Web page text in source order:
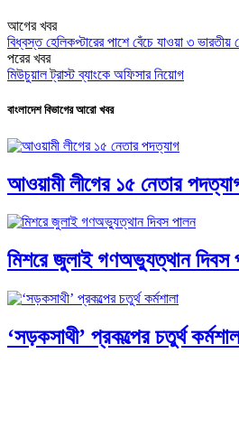
আগের খবর
বিধ্বস্ত হেলিকপ্টারের পাশে বেঁচে যাওয়া ৩ ভারতীয়
পরের খবর
মিউচুয়াল ট্রাস্ট ব্যাংকে অফিসার নিয়োগ
বাংলাদেশ বিভাগের আরো খবর
আওয়ামী লীগের ১৫ নেতার
মিশরে জুলাই গণঅভ্যুত্থান দিবস
‘সড়কসাথী’ প্রকল্পের চতুর্থ